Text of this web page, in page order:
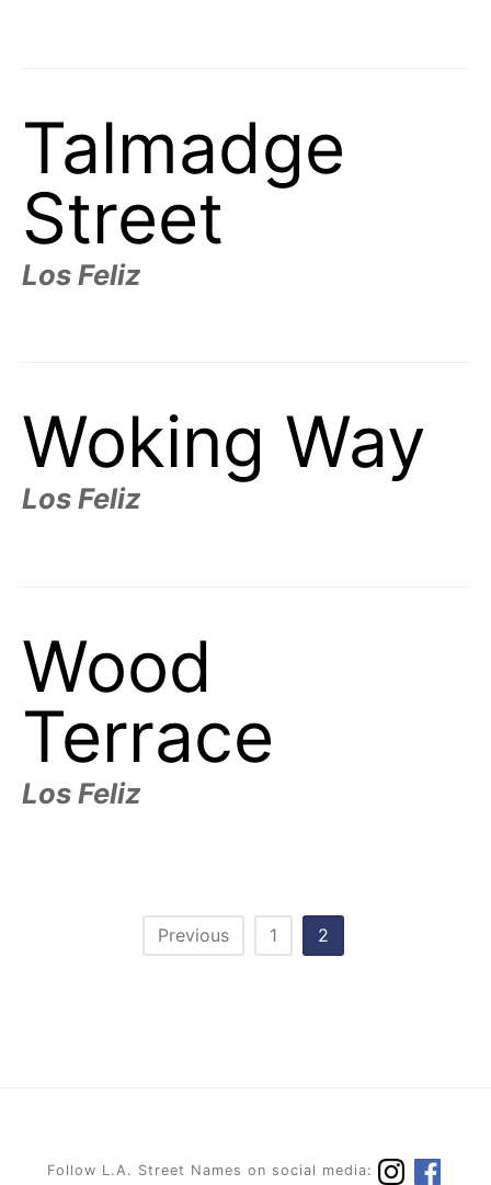
Talmadge
Street
Los Feliz
Woking Way
Los Feliz
Wood
Terrace
Los Feliz
Previous 1 2
Follow L.A. Street Names on social media: